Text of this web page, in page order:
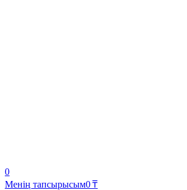
0
Менің тапсырысым0 ₸